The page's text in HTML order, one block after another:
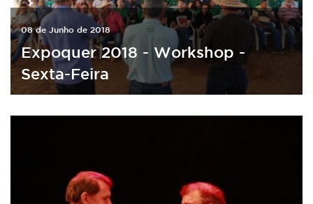
08 de Junho de 2018
Expoquer 2018 - Workshop -
Sexta-Feira